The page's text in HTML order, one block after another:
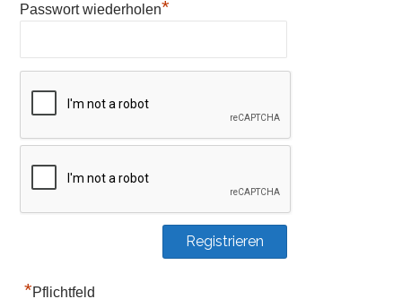
Passwort wiederholen*
*Pflichtfeld